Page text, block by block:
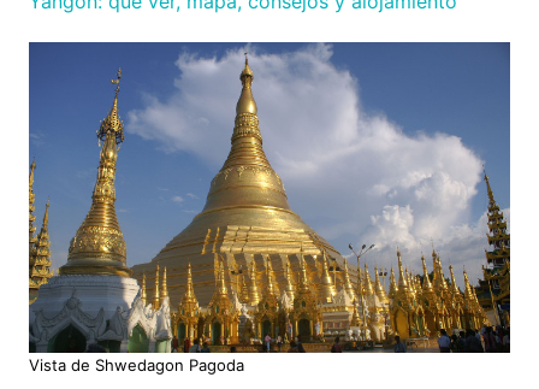
Vista de Shwedagon Pagoda